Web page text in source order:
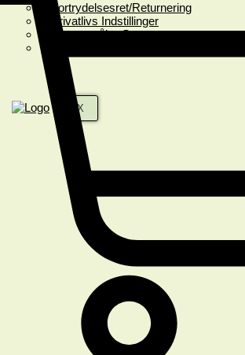
Fortrydelsesret/Returnering
Privatlivs Indstillinger
Spørgsmål & Svar
X